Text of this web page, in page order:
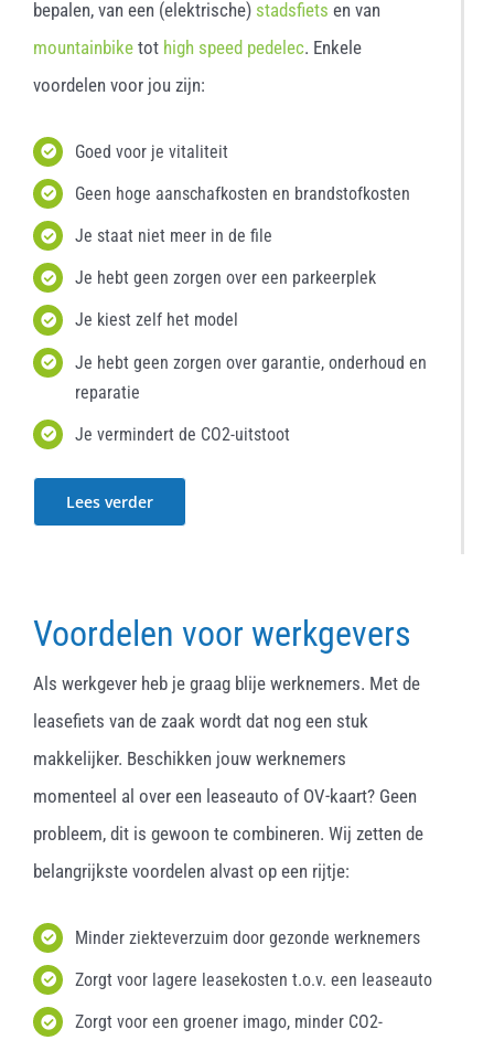
bepalen, van een (elektrische) stadsfiets en van
mountainbiketot high speed pedelec. Enkele
voordelen voor jou zijn:
Goed voor je vitaliteit
Geen hoge aanschafkosten en brandstofkosten
Je staat niet meer in de file
Je hebt geen zorgen over een parkeerplek
Je kiest zelf het model
Je hebt geen zorgen over garantie, onderhoud en
reparatie
Je vermindert de CO2-uitstoot
Lees verder
Voordelen voor werkgevers
Als werkgever heb je graag blije werknemers. Met de
leasefiets van de zaak wordt dat nog een stuk
makkelijker. Beschikken jouw werknemers
momenteel al over een leaseauto of OV-kaart? Geen
probleem, dit is gewoon te combineren. Wij zetten de
belangrijkste voordelen alvast op een rijtje:
Minder ziekteverzuim door gezonde werknemers
Zorgt voor lagere leasekosten t.o.v. een leaseauto
Zorgt voor een groener imago, minder CO2-